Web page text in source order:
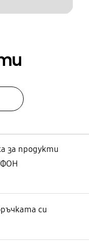
за продукти
си